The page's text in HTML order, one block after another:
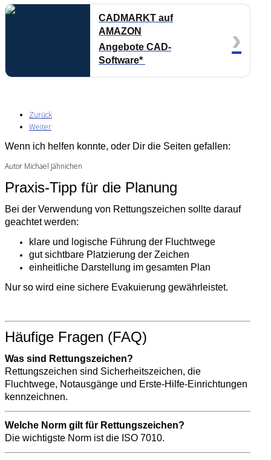
CADMARKT auf
AMAZON
Angebote CAD-
Software*
›
Zurück
Weiter
Wenn ich helfen konnte, oder Dir die Seiten gefallen:
Autor Michael Jähnichen
Praxis-Tipp für die Planung
Bei der Verwendung von Rettungszeichen sollte darauf
geachtet werden:
klare und logische Führung der Fluchtwege
gut sichtbare Platzierung der Zeichen
einheitliche Darstellung im gesamten Plan
Nur so wird eine sichere Evakuierung gewährleistet.
Häufige Fragen (FAQ)
Was sind Rettungszeichen?
Rettungszeichen sind Sicherheitszeichen, die
Fluchtwege, Notausgänge und Erste-Hilfe-Einrichtungen
kennzeichnen.
Welche Norm gilt für Rettungszeichen?
Die wichtigste Norm ist die ISO 7010.